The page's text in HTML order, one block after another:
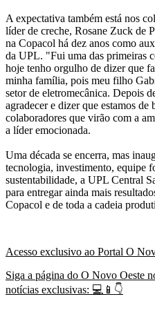
A expectativa também está nos
líder de creche, Rosane Zuck de
na Copacol há dez anos como
da UPL. "Fui uma das primeiras
hoje tenho orgulho de dizer que
minha família, pois meu filho
setor de eletromecânica. Depois
agradecer e dizer que estamos de
colaboradores que virão com a
a líder emocionada.
Uma década se encerra, mas
tecnologia, investimento, equipe
sustentabilidade, a UPL Central
para entregar ainda mais
Copacol e de toda a cadeia
Acesso exclusivo ao Portal O
Siga a página do O Novo Oeste
notícias exclusivas: 💻📱👇